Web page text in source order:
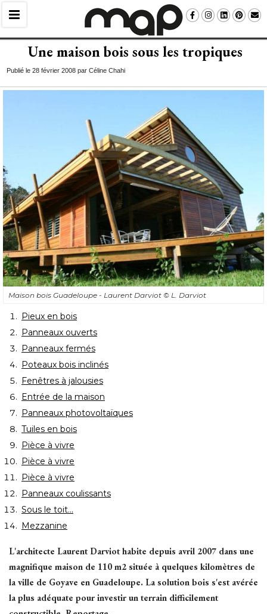
Une maison bois sous les tropiques
Publié le 28 février 2008 par Céline Chahi
Maison bois Guadeloupe - Laurent Darviot © L. Darviot
Pieux en bois
Panneaux ouverts
Panneaux fermés
Poteaux bois inclinés
Fenêtres à jalousies
Entrée de la maison
Panneaux photovoltaïques
Tuiles en bois
Pièce à vivre
Pièce à vivre
Pièce à vivre
Panneaux coulissants
Sous le toit...
Mezzanine
L'architecte Laurent Darviot habite depuis avril 2007 dans une
magnifique maison de 110 m2 située à quelques kilomètres de
la ville de Goyave en Guadeloupe. La solution bois s'est avérée
la plus adéquate pour investir un terrain difficilement